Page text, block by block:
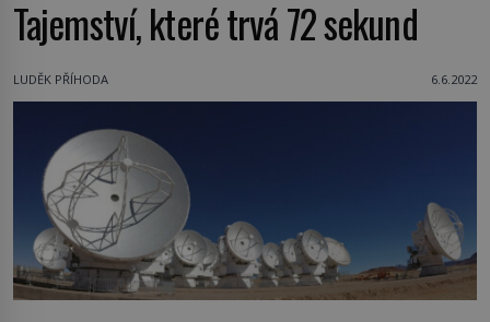
Tajemství, které trvá 72 sekund
LUDĚK PŘÍHODA 6.6.2022